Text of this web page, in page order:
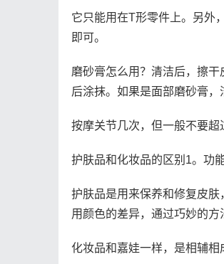
它只能用在T形零件上。另外
即可。
磨砂膏怎么用？清洁后，擦
后涂抹。如果是面部磨砂膏，
按摩关节几次，但一般不要超
护肤品和化妆品的区别1。功
护肤品是用来保养和修复皮
用颜色的差异，通过巧妙的方
化妆品和嘉娃一样，是相辅相